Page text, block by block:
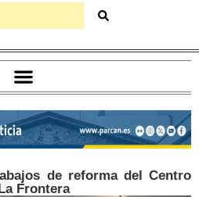
de reforma del Centro
Frontera